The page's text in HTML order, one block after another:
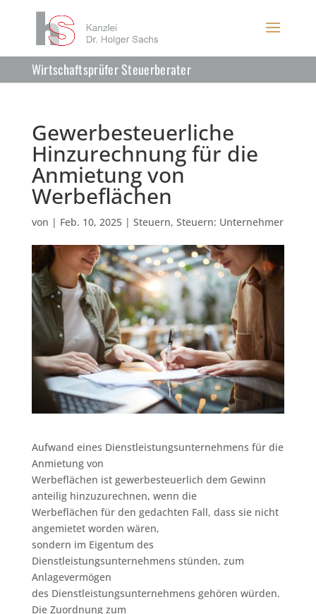
Wirtschaftsprüfer Steuerberater
Gewerbesteuerliche
Hinzurechnung für die
Anmietung von
Werbeflächen
von | Feb. 10, 2025| Steuern, Steuern: Unternehmer
Aufwand eines Dienstleistungsunternehmens für die
Anmietung von
Werbeflächen ist gewerbesteuerlich dem Gewinn
anteilig hinzuzurechnen, wenn die
Werbeflächen für den gedachten Fall, dass sie nicht
angemietet worden wären,
sondern im Eigentum des
Dienstleistungsunternehmens stünden, zum
Anlagevermögen
des Dienstleistungsunternehmens gehören würden.
Die Zuordnung zum